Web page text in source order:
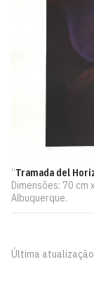
“Tramada del
Dimensões: 70 cm
Albuquerque.
Última